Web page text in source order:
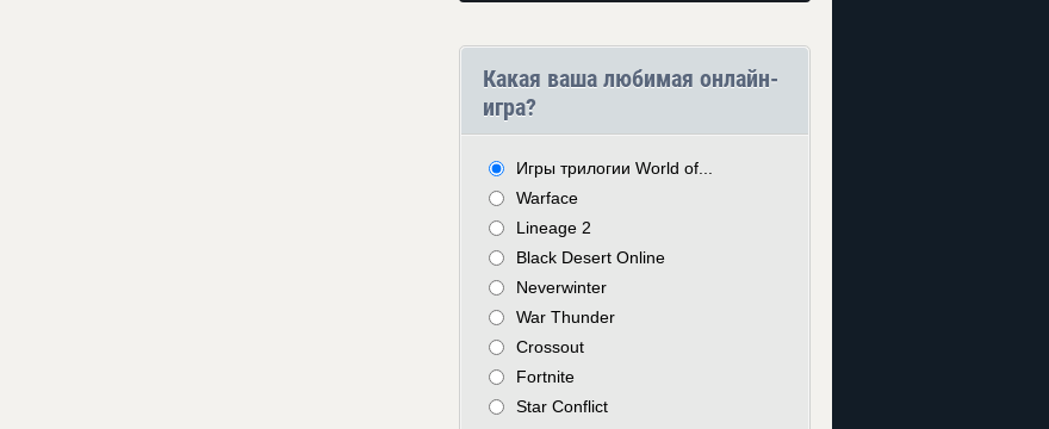
Какая ваша любимая онлайн-
игра?
Игры трилогии World of...
Warface
Lineage 2
Black Desert Online
Neverwinter
War Thunder
Crossout
Fortnite
Star Conflict